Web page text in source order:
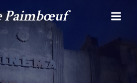
Paimbœuf